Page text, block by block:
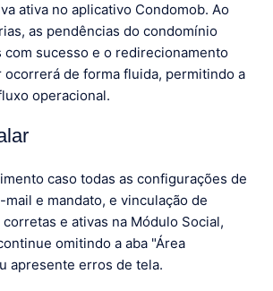
ativa no aplicativo Condomob. Ao
as pendências do condomínio
com sucesso e o redirecionamento
ocorrerá de forma fluida, permitindo a
operacional.
caso todas as configurações de
e mandato, e vinculação de
e ativas na Módulo Social,
omitindo a aba "Área
apresente erros de tela.